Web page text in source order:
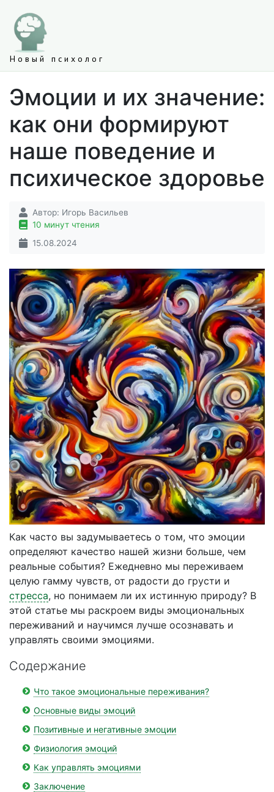
Новый психолог
Эмоции и их значение:
как они формируют
наше поведение и
психическое здоровье
Автор: Игорь Васильев
10 минут чтения
15.08.2024
Как часто вы задумываетесь о том, что эмоции
определяют качество нашей жизни больше, чем
реальные события? Ежедневно мы переживаем
целую гамму чувств, от радости до грусти и
стресса, но понимаем ли их истинную природу? В
этой статье мы раскроем виды эмоциональных
переживаний и научимся лучше осознавать и
управлять своими эмоциями.
Содержание
Что такое эмоциональные переживания?
Основные виды эмоций
Позитивные и негативные эмоции
Физиология эмоций
Как управлять эмоциями
Заключение